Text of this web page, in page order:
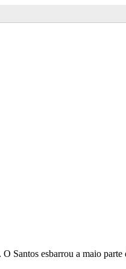
Santos esbarrou a maio